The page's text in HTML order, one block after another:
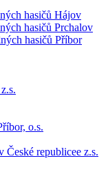
hasičů Hájov
hasičů Prchalov
hasičů Příbor
o.s.
České republicee z.s.